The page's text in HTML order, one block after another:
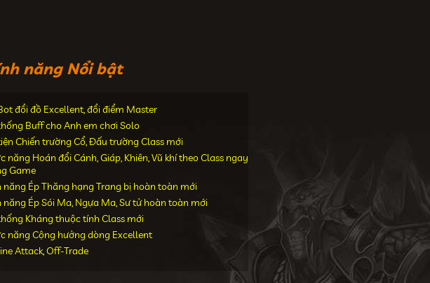
năng Nổi bật
đổi đồ Excellent, đổi điểm Master
Buff cho Anh em chơi Solo
Chiến trường Cổ, Đấu trường Class mới
năng Hoán đổi Cánh, Giáp, Khiên, Vũ khí theo Class ngay
Game
năng Ép Thăng hạng Trang bị hoàn toàn mới
năng Ép Sói Ma, Ngựa Ma, Sư tử hoàn toàn mới
Kháng thuộc tính Class mới
năng Cộng hưởng dòng Excellent
Attack, Off-Trade